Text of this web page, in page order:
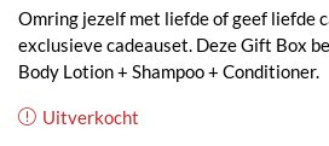
Omring jezelf met liefde of geef liefde
exclusieve cadeauset. Deze Gift Box
Body Lotion + Shampoo + Conditioner.
Uitverkocht